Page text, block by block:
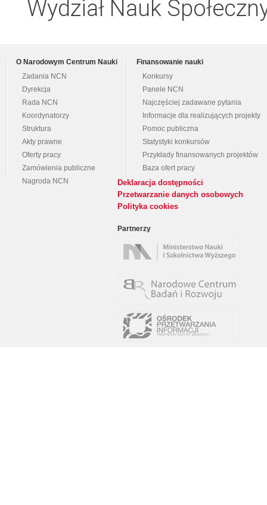
Wydział Nauk
O Narodowym Centrum Nauki
Zadania NCN
Dyrekcja
Rada NCN
Koordynatorzy
Struktura
Akty prawne
Oferty pracy
Zamówienia publiczne
Nagroda NCN
Finansowanie nauki
Konkursy
Panele NCN
Najczęściej zadawane pytania
Informacje dla realizujących projekty
Pomoc publiczna
Statystyki konkursów
Przykłady finansowanych projektów
Baza ofert pracy
Deklaracja dostępności
Przetwarzanie danych osobowych
Polityka cookies
Partnerzy